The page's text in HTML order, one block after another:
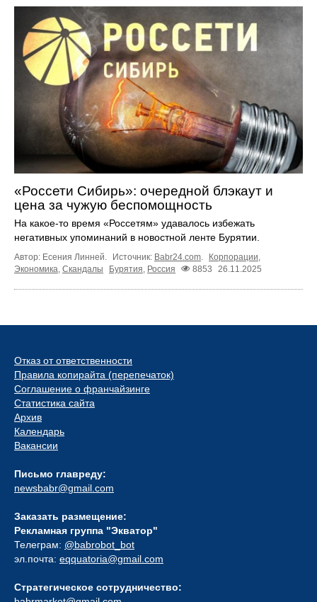
«Россети Сибирь»: очередной блэкаут и
цена за чужую беспомощность
На какое-то время «Россетям» удавалось избежать
негативных упоминаний в новостной ленте Бурятии.
Автор: Есения Линней. Источник: Babr24.com. Корпорации,
Экономика, Скандалы Бурятия, Россия 8853 26.11.2025
Отказ от ответственности
Правила копирайта (перепечаток)
Соглашение о франчайзинге
Статистика сайта
Архив
Календарь
Вакансии
Письмо главреду:
newsbabr@gmail.com
Заказать размещение:
Рекламная группа "Экватор"
Телеграм: @babrobot_bot
эл.почта: eqquatoria@gmail.com
Стратегическое сотрудничество: